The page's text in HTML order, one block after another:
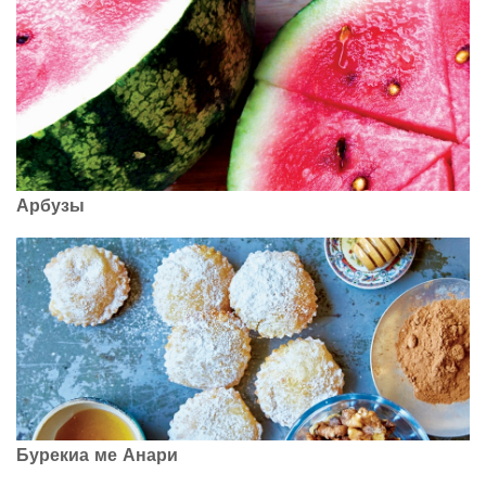
Арбузы
Бурекиа ме Анари